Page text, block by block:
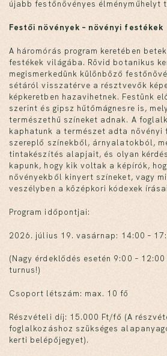
újabb festőnövényes élményműhelyt
Festői növények – növényi festékek
A háromórás program keretében
festékek világába. Rövid botanikus
megismerkedünk különböző
sétáról visszatérve a résztvevők
képkeretben hazavihetnek. Festünk
szerint és gipsz hűtőmágnesre is,
természethű színeket adnak. A
kaphatunk a természet adta növényi
szereplő színekből, árnyalatokból,
tintakészítés alapjait, és olyan
kapunk, hogy kik voltak a képírók,
növényekből kinyert színeket, vagy
veszélyben a középkori kódexek
Program időpontjai:
2026. július 19. vasárnap: 14:00 –
(Nagy érdeklődés esetén 9:00 –
turnus!)
Csoport létszám: max. 10 fő
Részvételi díj: 15.000 Ft/fő (A
foglalkozáshoz szükséges
kerti belépőjegyet).